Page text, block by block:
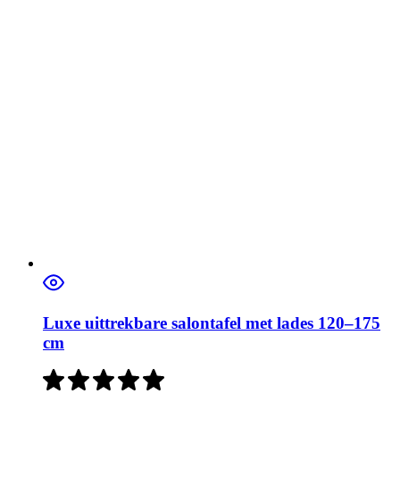
Luxe uittrekbare salontafel met lades 120–175
cm